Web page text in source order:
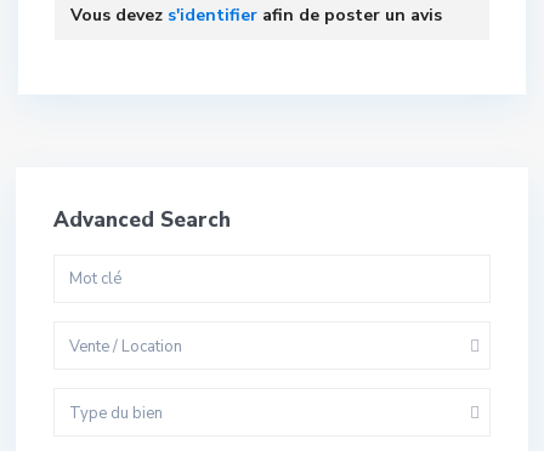
Vous devez s'identifier afin de poster un avis
Advanced Search
Vente / Location
Type du bien